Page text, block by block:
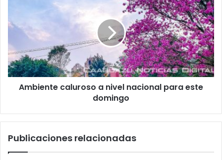
Ambiente caluroso a nivel nacional para este
domingo
Publicaciones relacionadas